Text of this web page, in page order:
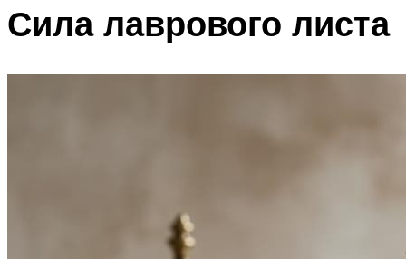
Сила лаврового листа